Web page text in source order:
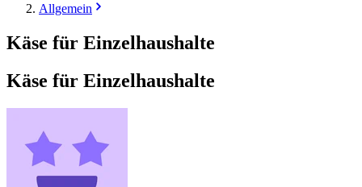
Allgemein
Käse für Einzelhaushalte
Käse für Einzelhaushalte